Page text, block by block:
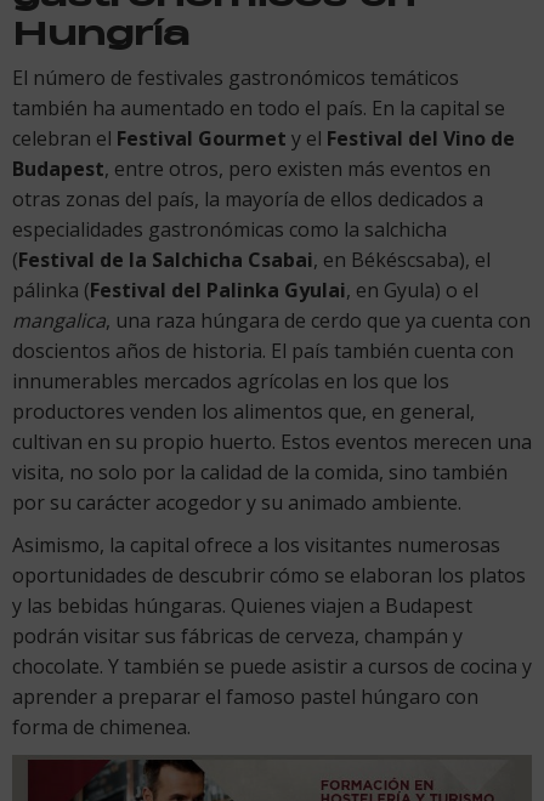
Hungría
El número de festivales gastronómicos temáticos
también ha aumentado en todo el país. En la capital se
celebran el Festival Gourmet y el Festival del Vino de
Budapest, entre otros, pero existen más eventos en
otras zonas del país, la mayoría de ellos dedicados a
especialidades gastronómicas como la salchicha
(Festival de la Salchicha Csabai, en Békéscsaba), el
pálinka (Festival del Palinka Gyulai, en Gyula) o el
mangalica, una raza húngara de cerdo que ya cuenta con
doscientos años de historia. El país también cuenta con
innumerables mercados agrícolas en los que los
productores venden los alimentos que, en general,
cultivan en su propio huerto. Estos eventos merecen una
visita, no solo por la calidad de la comida, sino también
por su carácter acogedor y su animado ambiente.
Asimismo, la capital ofrece a los visitantes numerosas
oportunidades de descubrir cómo se elaboran los platos
y las bebidas húngaras. Quienes viajen a Budapest
podrán visitar sus fábricas de cerveza, champán y
chocolate. Y también se puede asistir a cursos de cocina y
aprender a preparar el famoso pastel húngaro con
forma de chimenea.